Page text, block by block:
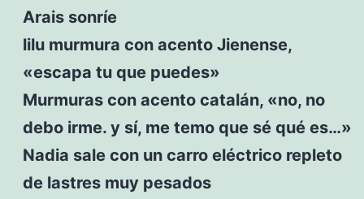
Arais sonríe
lilu murmura con acento Jienense,
«escapa tu que puedes»
Murmuras con acento catalán, «no, no
debo irme. y sí, me temo que sé qué es…»
Nadia sale con un carro eléctrico repleto
de lastres muy pesados